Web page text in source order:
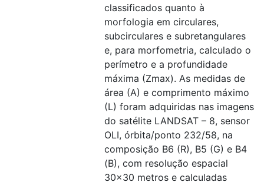
classificados quanto à
morfologia em circulares,
subcirculares e subretangulares
e, para morfometria, calculado o
perímetro e a profundidade
máxima (Zmax). As medidas de
área (A) e comprimento máximo
(L) foram adquiridas nas imagens
do satélite LANDSAT – 8, sensor
OLI, órbita/ponto 232/58, na
composição B6 (R), B5 (G) e B4
(B), com resolução espacial
30x30 metros e calculadas